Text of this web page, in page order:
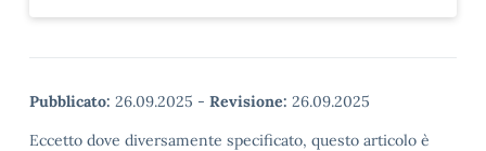
Pubblicato: 26.09.2025 - Revisione: 26.09.2025
Eccetto dove diversamente specificato, questo articolo è